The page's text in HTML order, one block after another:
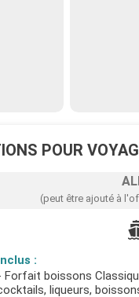
POUR
(peut être ajouté à
Inclus :
Forfait boissons
liqueurs,